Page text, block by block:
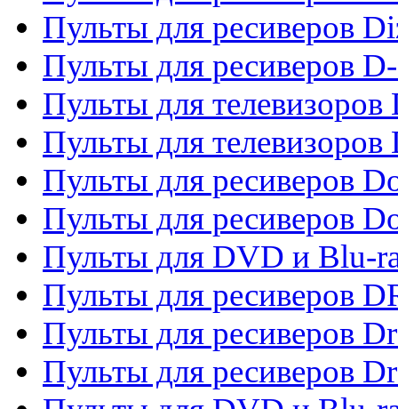
Пульты для ресиверов
Пульты для ресиверов
Пульты для телевизоров
Пульты для
Пульты для ресиверов
Пульты для ресиверов
Пульты для DVD и Blu-
Пульты для ресиверов
Пульты для ресиверов
Пульты для ресиверов